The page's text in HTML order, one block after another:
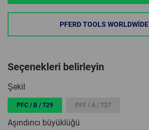
PFERD TOOLS WORLDWIDE
Seçenekleri belirleyin
Şekil
PFC / B / T29 PFF / A / T27
Aşındırıcı büyüklüğü